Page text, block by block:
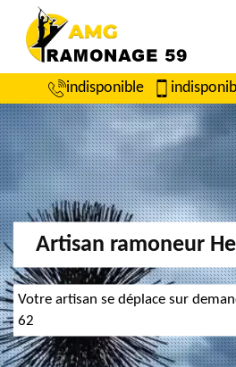
indisponible
Artisan ramoneur
Votre artisan se déplace sur
62